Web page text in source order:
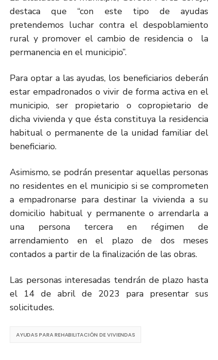
destaca que “con este tipo de ayudas
pretendemos luchar contra el despoblamiento
rural y promover el cambio de residencia o la
permanencia en el municipio”.
Para optar a las ayudas, los beneficiarios deberán
estar empadronados o vivir de forma activa en el
municipio, ser propietario o copropietario de
dicha vivienda y que ésta constituya la residencia
habitual o permanente de la unidad familiar del
beneficiario.
Asimismo, se podrán presentar aquellas personas
no residentes en el municipio si se comprometen
a empadronarse para destinar la vivienda a su
domicilio habitual y permanente o arrendarla a
una persona tercera en régimen de
arrendamiento en el plazo de dos meses
contados a partir de la finalización de las obras.
Las personas interesadas tendrán de plazo hasta
el 14 de abril de 2023 para presentar sus
solicitudes.
AYUDAS PARA REHABILITACIÓN DE VIVIENDAS